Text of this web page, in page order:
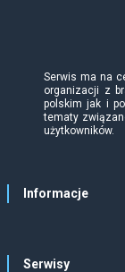
Serwis ma na
organizacji z
polskim jak i
tematy
użytkowników.
Informacje
Serwisy